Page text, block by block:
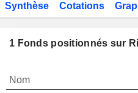
Synthèse Cotations
1 Fonds positionnés sur
Nom